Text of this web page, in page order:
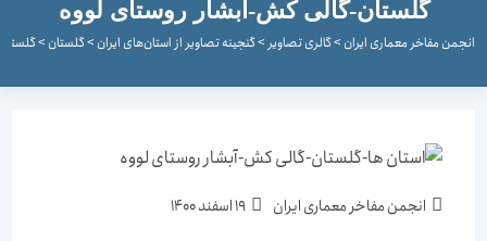
گلستان-گالی کش-آبشار روستای لووه
معماری ایران>گالری تصاویر>گنجینه تصاویر از استان‌های ایران>گلستان>گلستان-گالی
نویسندهٔانجمن مفاخر معماری ایران نوشته
19 اسفند 1400